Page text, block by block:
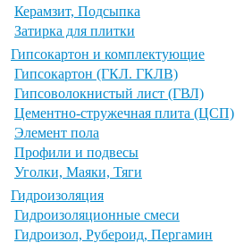
Керамзит, Подсыпка
Затирка для плитки
Гипсокартон и комплектующие
Гипсокартон (ГКЛ. ГКЛВ)
Гипсоволокнистый лист (ГВЛ)
Цементно-стружечная плита (ЦСП)
Элемент пола
Профили и подвесы
Уголки, Маяки, Тяги
Гидроизоляция
Гидроизоляционные смеси
Гидроизол, Рубероид, Пергамин